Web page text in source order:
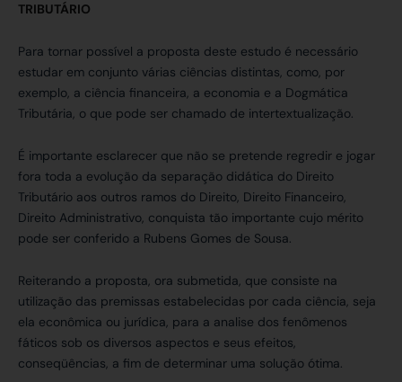
TRIBUTÁRIO
Para tornar possível a proposta deste estudo é necessário
estudar em conjunto várias ciências distintas, como, por
exemplo, a ciência financeira, a economia e a Dogmática
Tributária, o que pode ser chamado de intertextualização.
É importante esclarecer que não se pretende regredir e jogar
fora toda a evolução da separação didática do Direito
Tributário aos outros ramos do Direito, Direito Financeiro,
Direito Administrativo, conquista tão importante cujo mérito
pode ser conferido a Rubens Gomes de Sousa.
Reiterando a proposta, ora submetida, que consiste na
utilização das premissas estabelecidas por cada ciência, seja
ela econômica ou jurídica, para a analise dos fenômenos
fáticos sob os diversos aspectos e seus efeitos,
conseqüências, a fim de determinar uma solução ótima.